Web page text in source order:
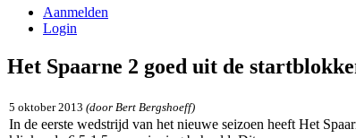
Aanmelden
Login
Het Spaarne 2 goed uit de
5 oktober 2013 (door Bert Bergshoeff)
In de eerste wedstrijd van het nieuwe seizoen heeft Het